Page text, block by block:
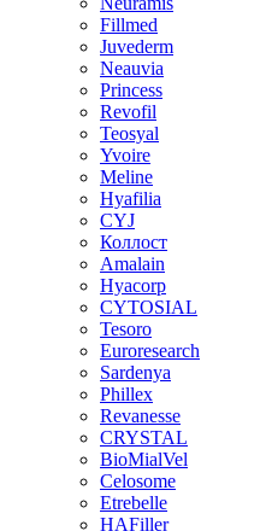
Fillmed
Juvederm
Neauvia
Princess
Revofil
Teosyal
Yvoire
Meline
Hyafilia
CYJ
Коллост
Amalain
Hyacorp
CYTOSIAL
Tesoro
Euroresearch
Sardenya
Phillex
Revanesse
CRYSTAL
BioMialVel
Celosome
Etrebelle
HAFiller